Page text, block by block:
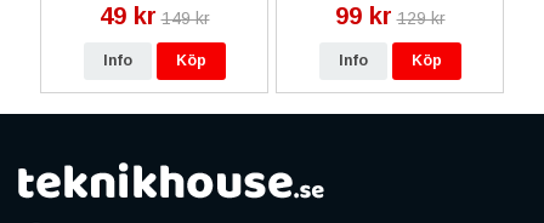
49 kr 149 kr
Info Köp
99 kr 129 kr
Info Köp